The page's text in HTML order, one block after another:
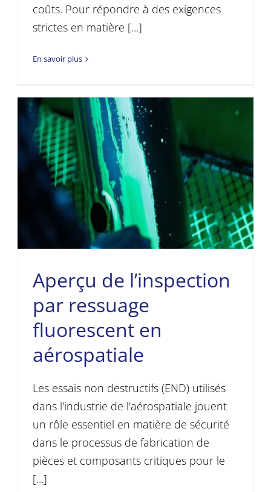
coûts. Pour répondre à des exigences
strictes en matière [...]
En savoir plus
Aperçu de l’inspection
par ressuage
fluorescent en
aérospatiale
Les essais non destructifs (END) utilisés
dans l'industrie de l'aérospatiale jouent
un rôle essentiel en matière de sécurité
dans le processus de fabrication de
pièces et composants critiques pour le
[...]